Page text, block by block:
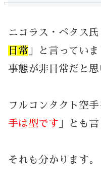
ニコラス・ペタス氏
日常 」と言ってい
事態が非日常だと思
フルコンタクト空
手は型です 」とも
それも分かります。